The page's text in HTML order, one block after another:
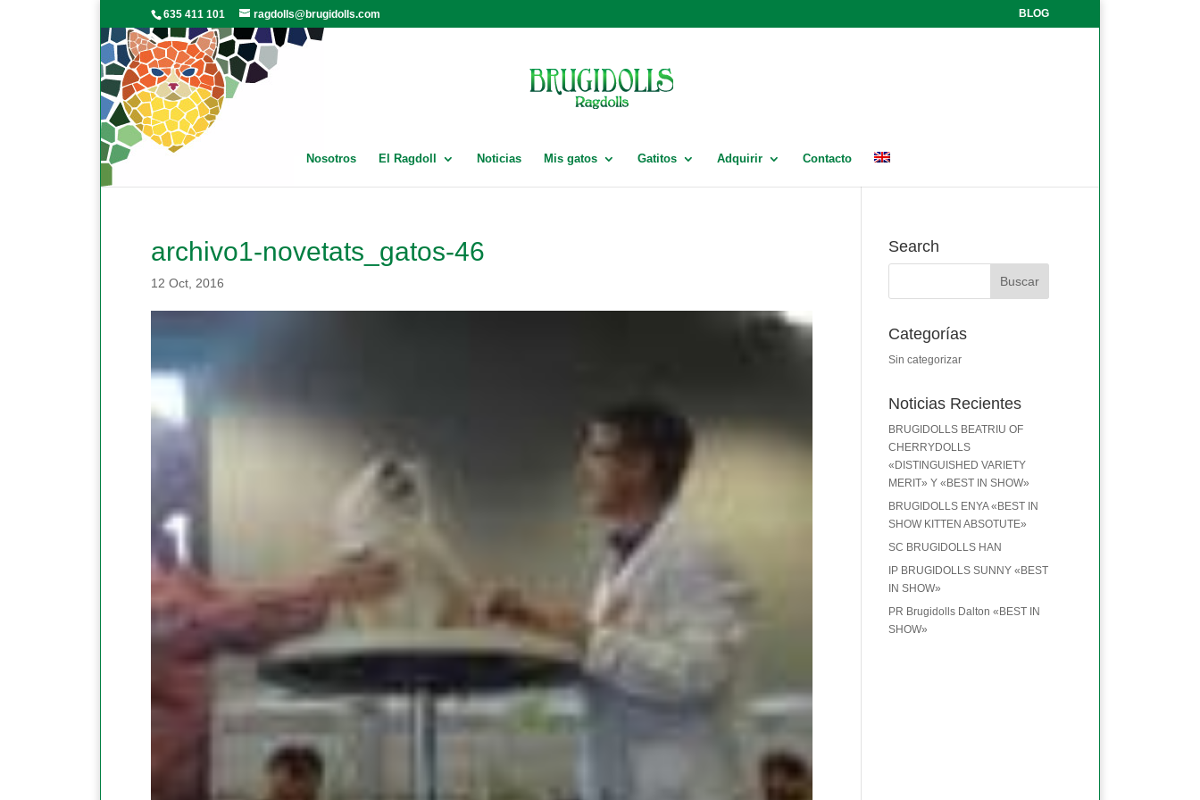
635 411 101 ragdolls@brugidolls.com BLOG
Nosotros El Ragdoll Noticias Mis gatos Gatitos Adquirir Contacto
archivo1-novetats_gatos-46
12 Oct, 2016
Search
Categorías
Sin categorizar
Noticias Recientes
BRUGIDOLLS BEATRIU OF
CHERRYDOLLS
«DISTINGUISHED VARIETY
MERIT» Y «BEST IN SHOW»
BRUGIDOLLS ENYA «BEST IN
SHOW KITTEN ABSOTUTE»
SC BRUGIDOLLS HAN
IP BRUGIDOLLS SUNNY «BEST
IN SHOW»
PR Brugidolls Dalton «BEST IN
SHOW»